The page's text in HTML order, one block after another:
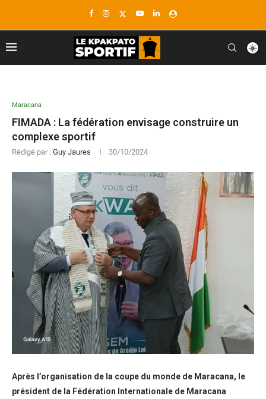
Maracana
FIMADA : La fédération envisage construire un
complexe sportif
Rédigé par : Guy Jaures 30/10/2024
Après l’organisation de la coupe du monde de Maracana, le
président de la Fédération Internationale de Maracana